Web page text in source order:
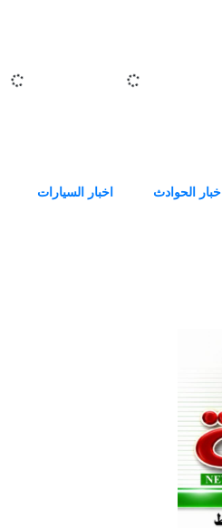
اخبار الحوادث اخبار السيارات